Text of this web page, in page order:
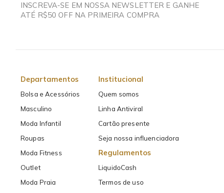
INSCREVA-SE EM NOSSA NEWSLETTER E GANHE
ATÉ R$50 OFF NA PRIMEIRA COMPRA
Departamentos
Bolsa e Acessórios
Masculino
Moda Infantil
Roupas
Moda Fitness
Outlet
Moda Praia
Institucional
Quem somos
Linha Antiviral
Cartão presente
Seja nossa influenciadora
Regulamentos
LiquidoCash
Termos de uso